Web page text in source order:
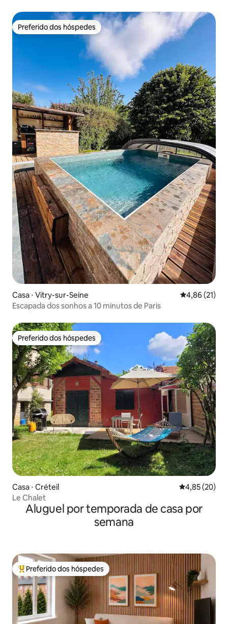
Preferido dos hóspedes
Preferido dos hóspedes
Casa ⋅ Vitry-sur-Seine 4,86 de uma
4,86 (21)
Escapada dos sonhos a 10 minutos de Paris
Preferido dos hóspedes
Preferido dos hóspedes
Casa ⋅ Créteil 4,85 de uma
4,85 (20)
Le Chalet
Aluguel por temporada de casa por
semana
Entre os melhores preferidos dos hóspedes
Preferido dos hóspedes